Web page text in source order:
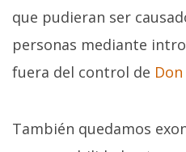
que pudieran ser
personas mediante
fuera del control de
También quedamos